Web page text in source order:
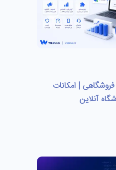
| امکانات
آنلاین